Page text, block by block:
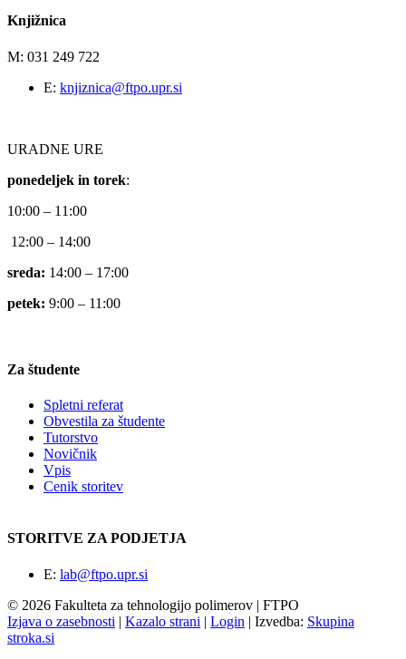
Knjižnica
M: 031 249 722
E: knjiznica@ftpo.upr.si
URADNE URE
ponedeljek in torek:
10:00 – 11:00
12:00 – 14:00
sreda: 14:00 – 17:00
petek: 9:00 – 11:00
Za študente
Spletni referat
Obvestila za študente
Tutorstvo
Novičnik
Vpis
Cenik storitev
STORITVE ZA PODJETJA
E: lab@ftpo.upr.si
© 2026 Fakulteta za tehnologijo polimerov | FTPO
Izjava o zasebnosti | Kazalo strani | Login | Izvedba: Skupina
stroka.si